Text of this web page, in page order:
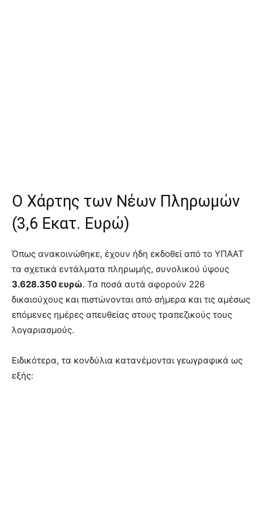
Ο Χάρτης των Νέων Πληρωμών
(3,6 Εκατ. Ευρώ)
Όπως ανακοινώθηκε, έχουν ήδη εκδοθεί από το ΥΠΑΑΤ
τα σχετικά εντάλματα πληρωμής, συνολικού ύψους
3.628.350 ευρώ. Τα ποσά αυτά αφορούν 226
δικαιούχους και πιστώνονται από σήμερα και τις αμέσως
επόμενες ημέρες απευθείας στους τραπεζικούς τους
λογαριασμούς.
Ειδικότερα, τα κονδύλια κατανέμονται γεωγραφικά ως
εξής: